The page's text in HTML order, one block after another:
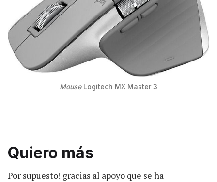
Mouse Logitech MX Master 3
Quiero más
Por supuesto! gracias al apoyo que se ha